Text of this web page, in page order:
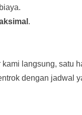
.
langsung, satu
dengan jadwal